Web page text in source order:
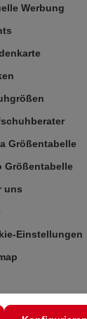
Werbung
Größentabelle
Größentabelle
uns
Einstellungen